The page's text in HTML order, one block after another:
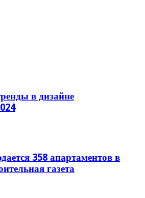
в дизайне
358 апартаментов в
газета